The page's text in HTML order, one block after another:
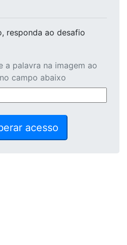
, responda ao desafio
a palavra na imagem ao
campo abaixo